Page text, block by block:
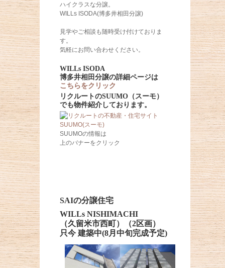
ハイクラスな分譲。
WILLs ISODA(博多井相田分譲)
見学やご相談も随時受け付けておりま
す。
気軽にお問い合わせください。
WILLs ISODA
博多井相田分譲の詳細ページは
こちらをクリック
リクルートのSUUMO（スーモ）
でも物件紹介しております。
SUUMOの情報は
上のバナーをクリック
SAIの分譲住宅
WILLs NISHIMACHI
（久留米市西町）（2区画）
只今 建築中(8月中旬完成予定)